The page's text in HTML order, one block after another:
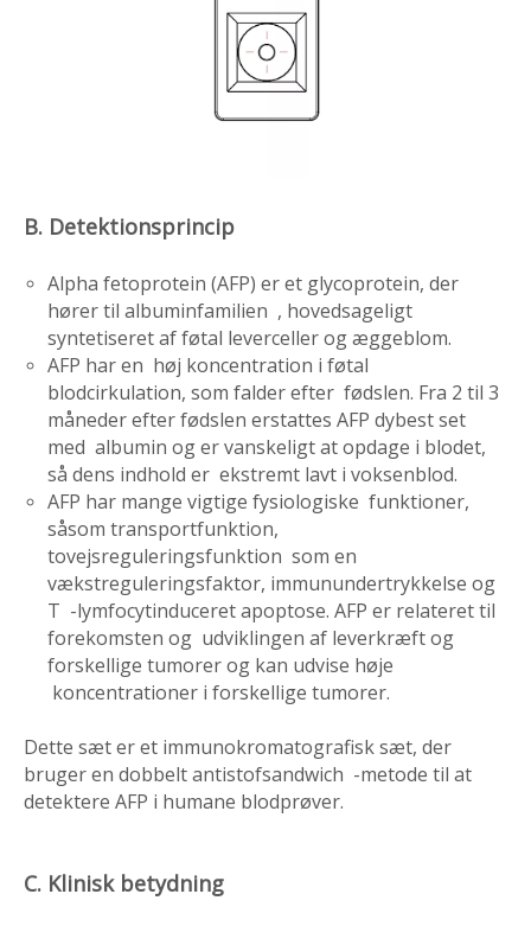
B. Detektionsprincip
Alpha fetoprotein (AFP) er et glycoprotein, der
hører til albuminfamilien , hovedsageligt
syntetiseret af føtal leverceller og æggeblom.
AFP har en høj koncentration i føtal
blodcirkulation, som falder efter fødslen. Fra 2 til 3
måneder efter fødslen erstattes AFP dybest set
med albumin og er vanskeligt at opdage i blodet,
så dens indhold er ekstremt lavt i voksenblod.
AFP har mange vigtige fysiologiske funktioner,
såsom transportfunktion,
tovejsreguleringsfunktion som en
vækstreguleringsfaktor, immunundertrykkelse og
T -lymfocytinduceret apoptose. AFP er relateret til
forekomsten og udviklingen af leverkræft og
forskellige tumorer og kan udvise høje
koncentrationer i forskellige tumorer.
Dette sæt er et immunokromatografisk sæt, der
bruger en dobbelt antistofsandwich -metode til at
detektere AFP i humane blodprøver.
C. Klinisk betydning